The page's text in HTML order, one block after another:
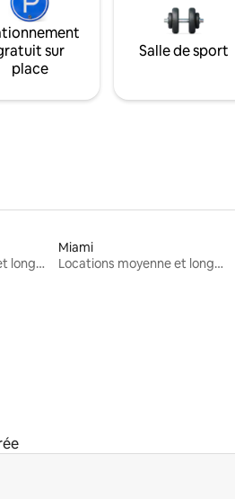
sur
place
Salle de sport
Locations moyenne et longue durée
Miami
Locations moyenne et longue durée